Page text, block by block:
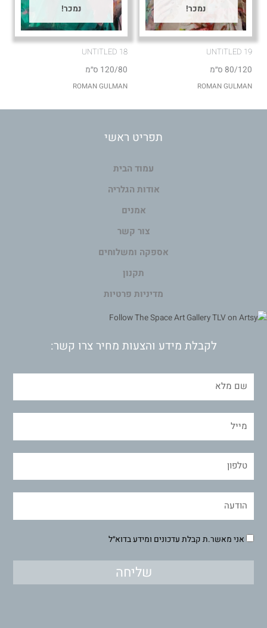
נמכר!
UNTITLED 19
80/120 ס״מ
ROMAN GULMAN
נמכר!
UNTITLED 18
120/80 ס״מ
ROMAN GULMAN
תפריט ראשי
עמוד הבית
אודות הגלריה
אמנים
צור קשר
אספקה ומשלוחים
תקנון
מדיניות פרטיות
לקבלת מידע והצעות מחיר צרו קשר:
אני מאשר.ת קבלת עדכונים ומידע בדוא״ל
שליחה